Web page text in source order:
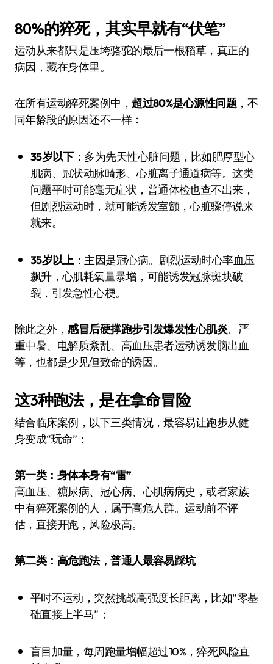
80%的猝死，其实早就有“伏笔”
运动从来都只是压垮骆驼的最后一根稻草，真正的
病因，藏在身体里。
在所有运动猝死案例中， 超过80%是心源性问题，不
同年龄段的原因还不一样：
35岁以下：多为先天性心脏问题，比如肥厚型心
肌病、冠状动脉畸形、心脏离子通道病等。这类
问题平时可能毫无症状，普通体检也查不出来，
但剧烈运动时，就可能诱发室颤，心脏骤停说来
就来。
35岁以上：主因是冠心病。剧烈运动时心率血压
飙升，心肌耗氧量暴增，可能诱发冠脉斑块破
裂，引发急性心梗。
除此之外，感冒后硬撑跑步引发爆发性心肌炎、严
重中暑、电解质紊乱、高血压患者运动诱发脑出血
等，也都是少见但致命的诱因。
这3种跑法，是在拿命冒险
结合临床案例，以下三类情况，最容易让跑步从健
身变成“玩命”：
第一类：身体本身有“雷”
高血压、糖尿病、冠心病、心肌病病史，或者家族
中有猝死案例的人，属于高危人群。运动前不评
估，直接开跑，风险极高。
第二类：高危跑法，普通人最容易踩坑
平时不运动，突然挑战高强度长距离，比如“零基
础直接上半马”；
盲目加量，每周跑量增幅超过10%，猝死风险直